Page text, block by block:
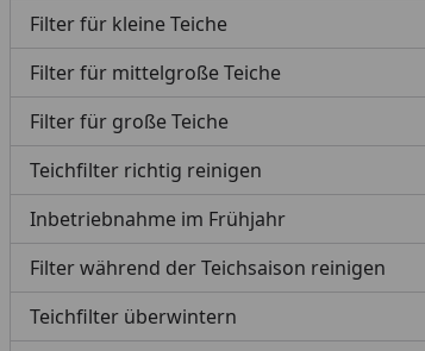
Filter für kleine Teiche
Filter für mittelgroße Teiche
Filter für große Teiche
Teichfilter richtig reinigen
Inbetriebnahme im Frühjahr
Filter während der Teichsaison reinigen
Teichfilter überwintern